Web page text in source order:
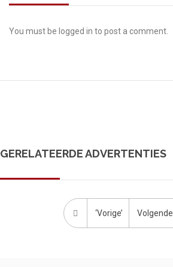
You must be logged in to post a comment.
GERELATEERDE ADVERTENTIES
‘Vorige’ Volgende